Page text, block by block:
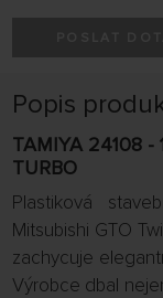
Popis
TAMIYA 24108 -
TURBO
Plastiková
Mitsubishi GTO
zachycuje
Výrobce dbal